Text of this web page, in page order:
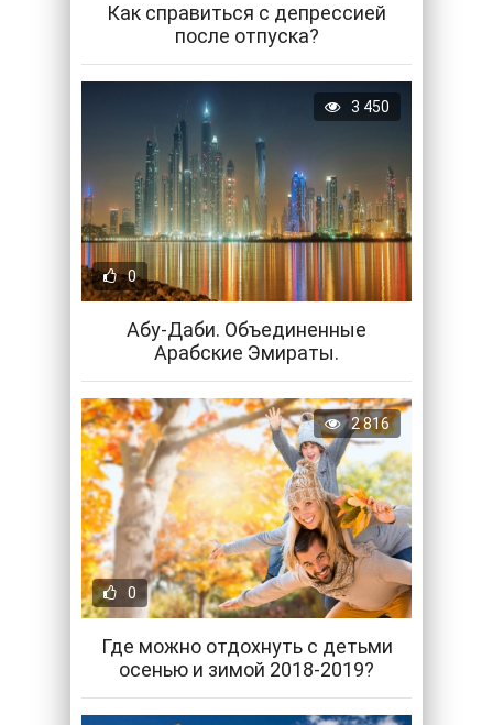
Как справиться с депрессией
после отпуска?
0
3 450
Абу-Даби. Объединенные
Арабские Эмираты.
0
2 816
Где можно отдохнуть с детьми
осенью и зимой 2018-2019?